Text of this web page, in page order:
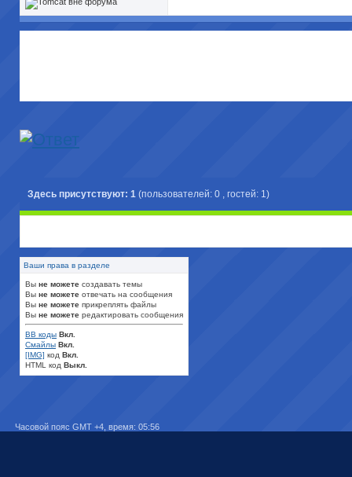
Здесь присутствуют: 1 (пользователей: 0 , гостей: 1)
Ваши права в разделе
Вы не можете создавать темы
Вы не можете отвечать на сообщения
Вы не можете прикреплять файлы
Вы не можете редактировать сообщения
BB коды Вкл.
Смайлы Вкл.
[IMG] код Вкл.
HTML код Выкл.
Часовой пояс GMT +4, время: 05:56